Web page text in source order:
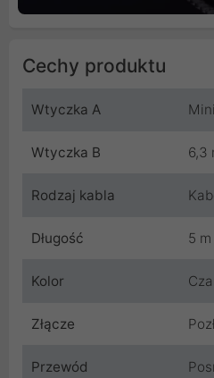
Cechy produktu
Wtyczka A
Wtyczka B 6,3
Rodzaj kabla
Długość 5 m
Kolor
Złącze
Przewód